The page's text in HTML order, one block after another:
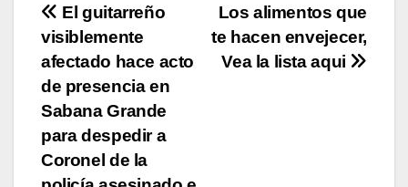
Navegación
de
entradas
Los alimentos que
te hacen envejecer,
Vea la lista aqui
El guitarreño
visiblemente
afectado hace acto
de presencia en
Sabana Grande
para despedir a
Coronel de la